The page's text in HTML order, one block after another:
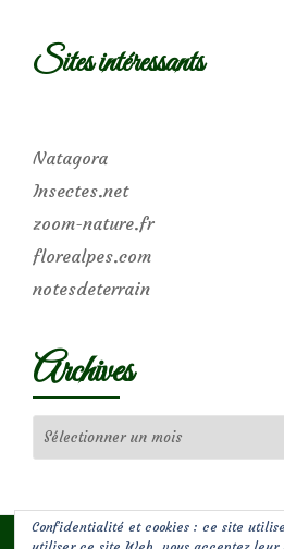
Sites intéressants
Natagora
Insectes.net
zoom-nature.fr
florealpes.com
notesdeterrain
Archives
Confidentialité et cookies : ce site